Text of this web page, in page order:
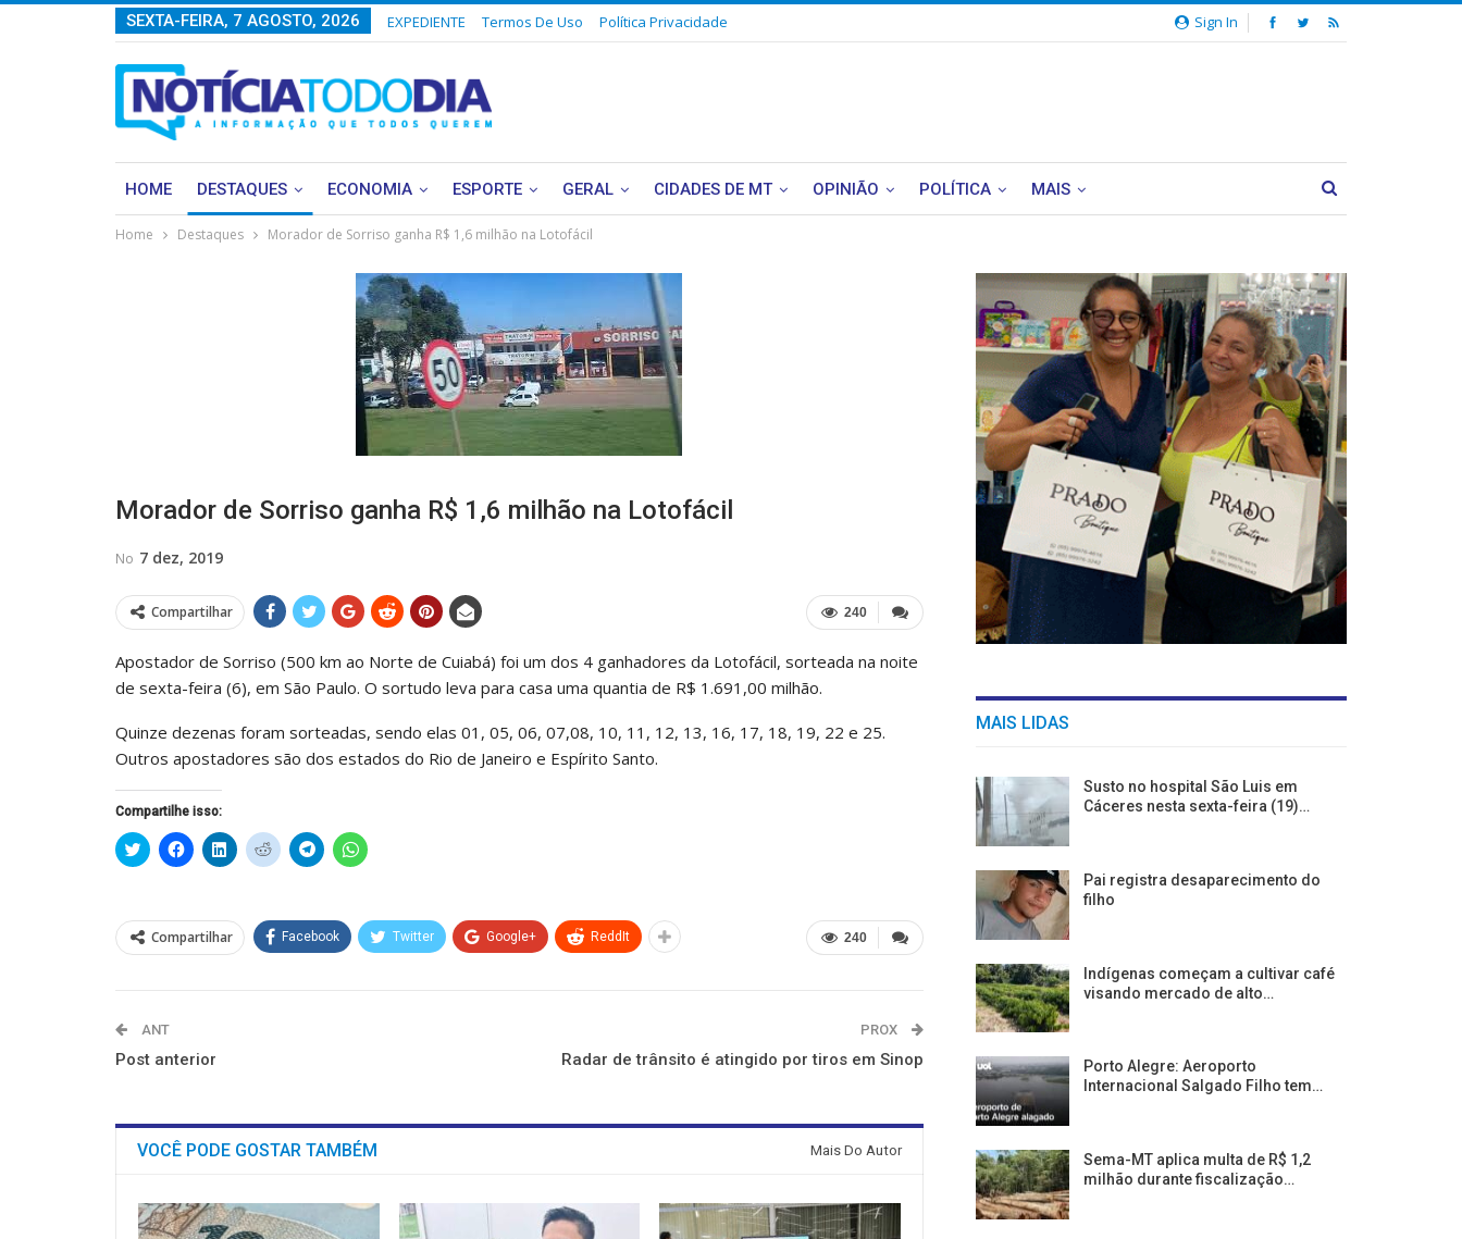
Sign In
SEXTA-FEIRA, 7 AGOSTO, 2026 EXPEDIENTE Termos De Uso Política Privacidade
HOME DESTAQUES ECONOMIA ESPORTE GERAL CIDADES DE MT OPINIÃO POLÍTICA MAIS
Home Destaques Morador de Sorriso ganha R$ 1,6 milhão na Lotofácil
Morador de Sorriso ganha R$ 1,6 milhão na Lotofácil
No 7 dez, 2019
240
Compartilhar
Apostador de Sorriso (500 km ao Norte de Cuiabá) foi um dos 4 ganhadores da Lotofácil, sorteada na noite
de sexta-feira (6), em São Paulo. O sortudo leva para casa uma quantia de R$ 1.691,00 milhão.
Quinze dezenas foram sorteadas, sendo elas 01, 05, 06, 07,08, 10, 11, 12, 13, 16, 17, 18, 19, 22 e 25.
Outros apostadores são dos estados do Rio de Janeiro e Espírito Santo.
Compartilhe isso:
Clique
para
em
nova
janela)
Clique
para
em
nova
janela)
Clique
para
em
nova
janela)
Clique
para
em
nova
janela)
Clique
para
em
nova
janela)
Clique
para
em
nova
janela) 240
Compartilhar Facebook Twitter Google+ ReddIt
ANT
Post anterior
PROX
Radar de trânsito é atingido por tiros em Sinop
VOCÊ PODE GOSTAR TAMBÉM Mais Do Autor
MAIS LIDAS
Susto no hospital São Luis em
Cáceres nesta sexta-feira (19)…
Pai registra desaparecimento do
filho
Indígenas começam a cultivar café
visando mercado de alto…
Porto Alegre: Aeroporto
Internacional Salgado Filho tem…
Sema-MT aplica multa de R$ 1,2
milhão durante fiscalização…